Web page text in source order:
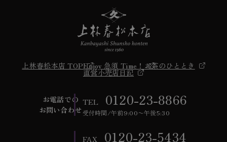
上林春松本店 TOPEnjoy 急須 Time！ お茶のひととき
直営小売店日記
お電話での
お問い合わせ
TEL 0120-23-8866
受付時間/午前9:00〜午後5:30
FAX 0120-23-5434